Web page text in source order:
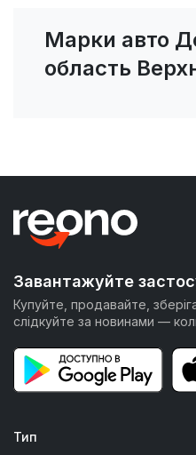
Марки авто
область
Завантажуйте
Купуйте, продавайте,
слідкуйте за новинами —
Тип